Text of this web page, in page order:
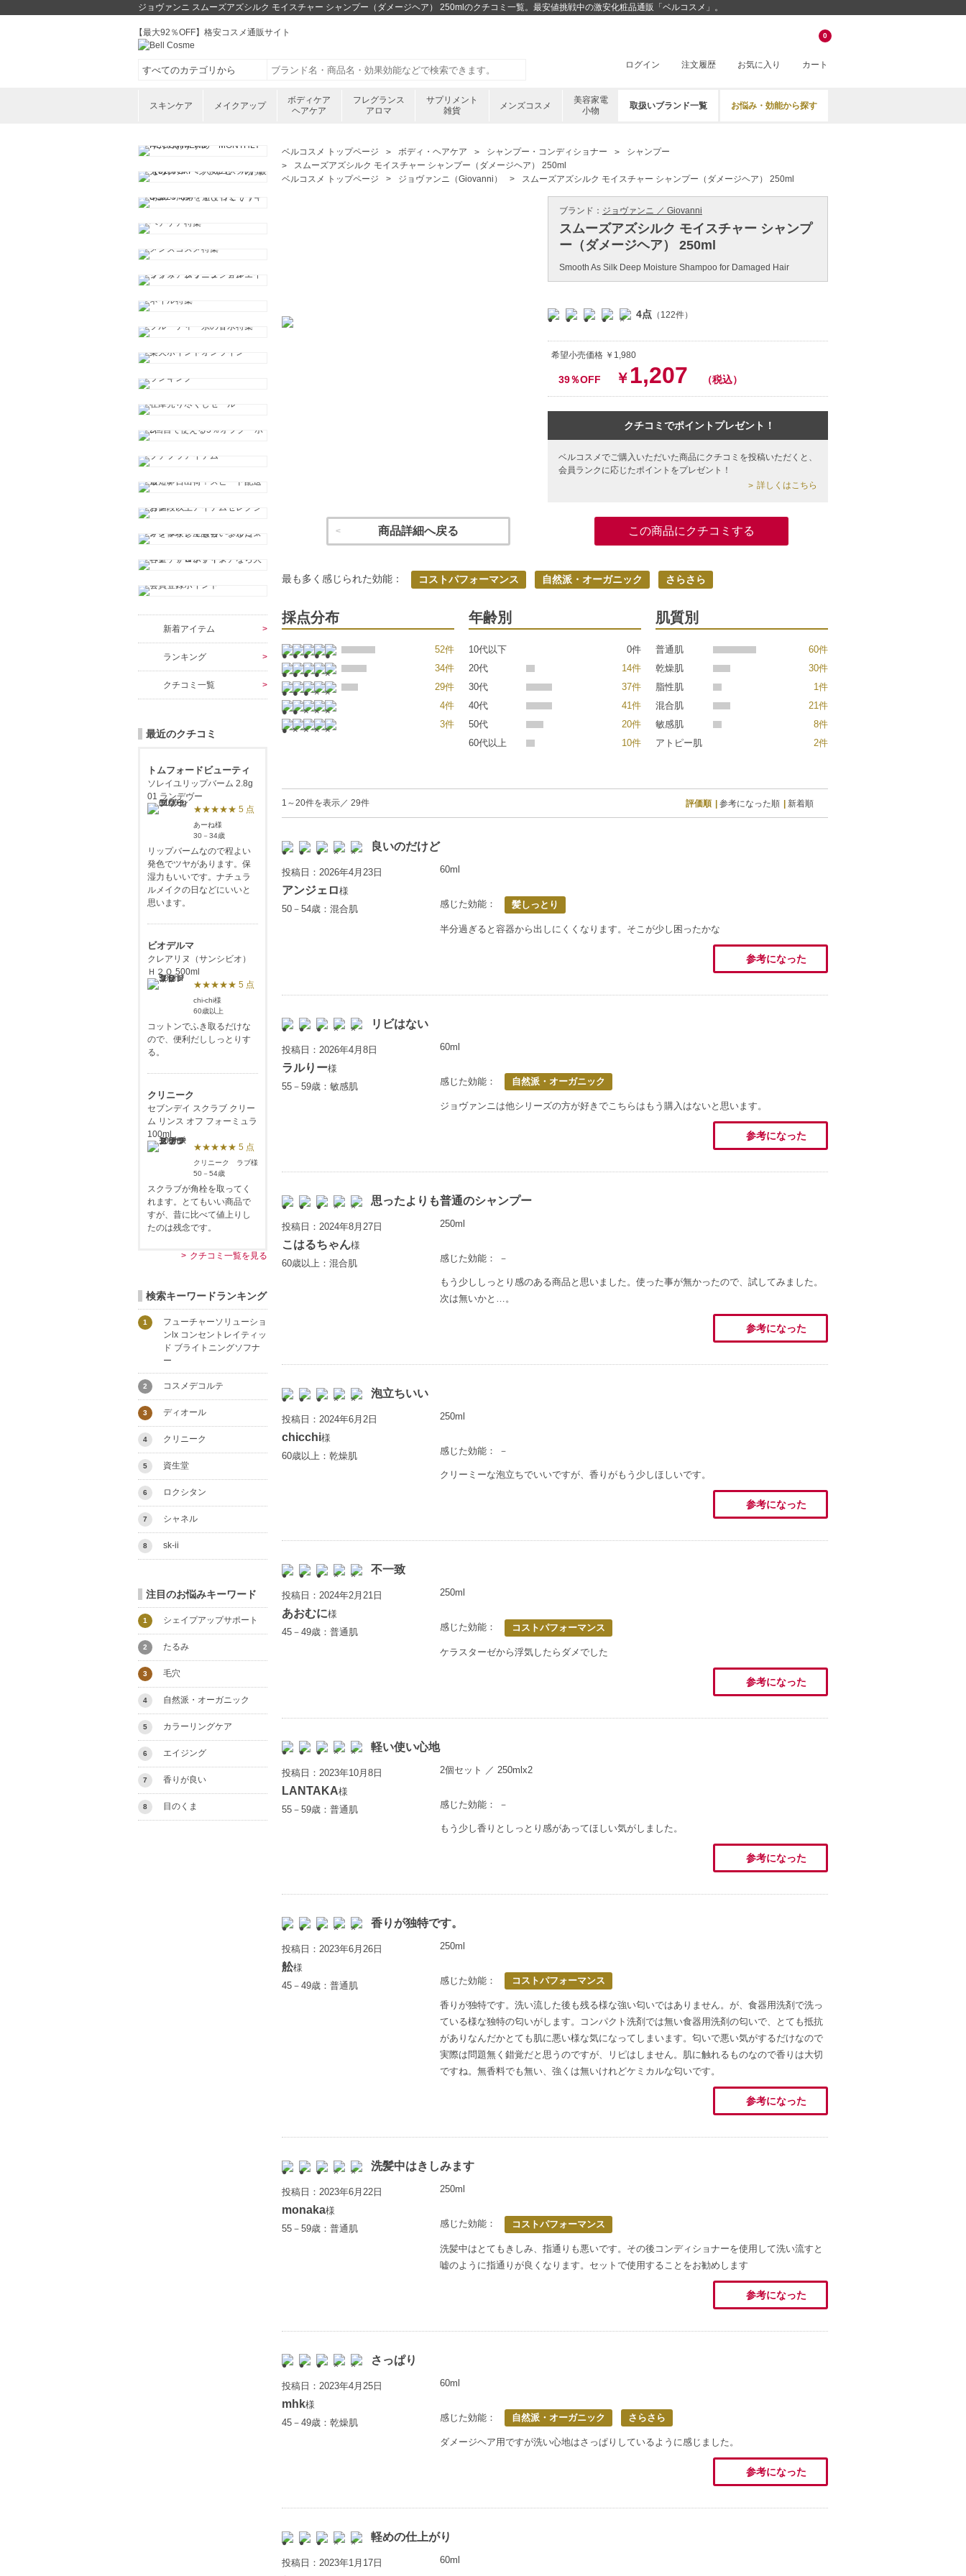
ジョヴァンニ スムーズアズシルク モイスチャー シャンプー（ダメージヘア） 250mlのクチコミ一覧。最安値挑戦中の激安化粧品通販「ベルコスメ」。
【最大92％OFF】格安コスメ通販サイト
ログイン 注文履歴 お気に入り カート
0
スキンケア メイクアップ
ボディケア
ヘアケア
フレグランス
アロマ
サプリメント
雑貨
メンズコスメ
美容家電
小物
取扱いブランド一覧 お悩み・効能から探す
ベルコスメ トップページ ボディ・ヘアケア シャンプー・コンディショナー
シャンプー
スムーズアズシルク モイスチャー シャンプー（ダメージヘア） 250ml
ベルコスメ トップページ
ジョヴァンニ（Giovanni） スムーズアズシルク モイスチャー シャンプー（ダメージヘア） 250ml
ブランド： ジョヴァンニ ／ Giovanni
スムーズアズシルク モイスチャー シャンプ
ー（ダメージヘア） 250ml
Smooth As Silk Deep Moisture Shampoo for Damaged Hair
4点 （122件）
希望小売価格 ￥1,980
39％OFF ￥ 1,207 （税込）
クチコミでポイントプレゼント！
ベルコスメでご購入いただいた商品にクチコミを投稿いただくと、
会員ランクに応じたポイントをプレゼント！
詳しくはこちら
商品詳細へ戻る この商品にクチコミする
最も多く感じられた効能： コストパフォーマンス 自然派・オーガニック さらさら
採点分布
52件
34件
29件
4件
3件
年齢別
10代以下
0件
20代
14件
30代
37件
40代
41件
50代
20件
60代以上
10件
肌質別
普通肌
60件
乾燥肌
30件
脂性肌
1件
混合肌
21件
敏感肌
8件
アトピー肌
2件
1～20件を表示／ 29件 評価順 参考になった順 新着順
良いのだけど
投稿日：2026年4月23日
アンジェロ様
50－54歳：混合肌
60ml
感じた効能： 髪しっとり
半分過ぎると容器から出しにくくなります。そこが少し困ったかな
参考になった
リビはない
投稿日：2026年4月8日
ラルりー様
55－59歳：敏感肌
60ml
感じた効能： 自然派・オーガニック
ジョヴァンニは他シリーズの方が好きでこちらはもう購入はないと思います。
参考になった
思ったよりも普通のシャンプー
投稿日：2024年8月27日
こはるちゃん様
60歳以上：混合肌
250ml
感じた効能： －
もう少ししっとり感のある商品と思いました。使った事が無かったので、試してみました。
次は無いかと…。
参考になった
泡立ちいい
投稿日：2024年6月2日
chicchi様
60歳以上：乾燥肌
250ml
感じた効能： －
クリーミーな泡立ちでいいですが、香りがもう少しほしいです。
参考になった
不一致
投稿日：2024年2月21日
あおむに様
45－49歳：普通肌
250ml
感じた効能： コストパフォーマンス
ケラスターゼから浮気したらダメでした
参考になった
軽い使い心地
投稿日：2023年10月8日
LANTAKA様
55－59歳：普通肌
2個セット ／ 250mlx2
感じた効能： －
もう少し香りとしっとり感があってほしい気がしました。
参考になった
香りが独特です。
投稿日：2023年6月26日
舩様
45－49歳：普通肌
250ml
感じた効能： コストパフォーマンス
香りが独特です。洗い流した後も残る様な強い匂いではありません。が、食器用洗剤で洗っ
ている様な独特の匂いがします。コンパクト洗剤では無い食器用洗剤の匂いで、とても抵抗
がありなんだかとても肌に悪い様な気になってしまいます。匂いで悪い気がするだけなので
実際は問題無く錯覚だと思うのですが、リピはしません。肌に触れるものなので香りは大切
ですね。無香料でも無い、強くは無いけれどケミカルな匂いです。
参考になった
洗髪中はきしみます
投稿日：2023年6月22日
monaka様
55－59歳：普通肌
250ml
感じた効能： コストパフォーマンス
洗髪中はとてもきしみ、指通りも悪いです。その後コンディショナーを使用して洗い流すと
嘘のように指通りが良くなります。セットで使用することをお勧めします
参考になった
さっぱり
投稿日：2023年4月25日
mhk様
45－49歳：乾燥肌
60ml
感じた効能： 自然派・オーガニック さらさら
ダメージヘア用ですが洗い心地はさっぱりしているように感じました。
参考になった
軽めの仕上がり
投稿日：2023年1月17日 60ml
新着アイテム
ランキング
クチコミ一覧
最近のクチコミ
トムフォードビューティ
ソレイユリップバーム 2.8g
01 ランデヴー
★★★★★ 5 点
あーね様
30－34歳
リップバームなので程よい
発色でツヤがあります。保
湿力もいいです。ナチュラ
ルメイクの日などにいいと
思います。
ビオデルマ
クレアリヌ（サンシビオ）
Ｈ２Ｏ 500ml
★★★★★ 5 点
chi-chi様
60歳以上
コットンでふき取るだけな
ので、便利だししっとりす
る。
クリニーク
セブンデイ スクラブ クリー
ム リンス オフ フォーミュラ
100ml
★★★★★ 5 点
クリニーク ラブ様
50－54歳
スクラブが角栓を取ってく
れます。とてもいい商品で
すが、昔に比べて値上りし
たのは残念です。
クチコミ一覧を見る
検索キーワードランキング
1
フューチャーソリューショ
ンlx コンセントレイティッ
ド ブライトニングソフナ
ー
2 コスメデコルテ
3 ディオール
4 クリニーク
5 資生堂
6 ロクシタン
7 シャネル
8 sk-ii
注目のお悩みキーワード
1 シェイプアップサポート
2 たるみ
3 毛穴
4 自然派・オーガニック
5 カラーリングケア
6 エイジング
7 香りが良い
8 目のくま